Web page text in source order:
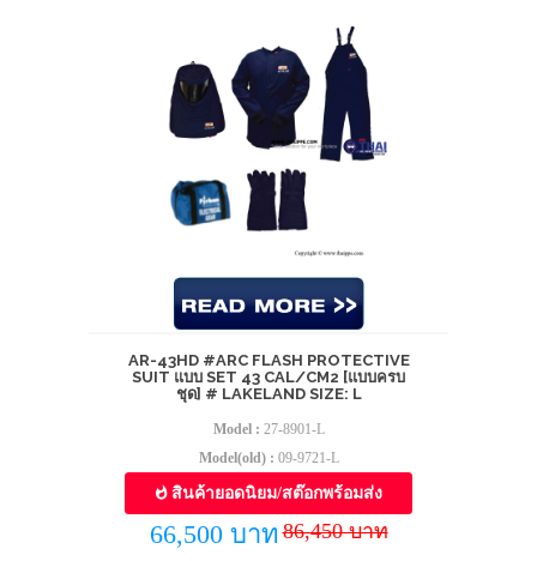
AR-43HD #ARC FLASH PROTECTIVE
SUIT แบบ SET 43 CAL/CM2 [แบบครบ
ชุด] # LAKELAND SIZE: L
Model : 27-8901-L
Model(old) : 09-9721-L
สินค้ายอดนิยม/สต๊อกพร้อมส่ง
66,500 บาท 86,450 บาท